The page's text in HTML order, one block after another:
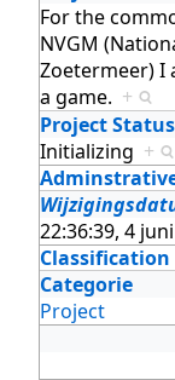
For the
NVGM
Zoetermeer) I
a game. +
Project Status
Initializing +
22:36:39, 4
Categorie
Project